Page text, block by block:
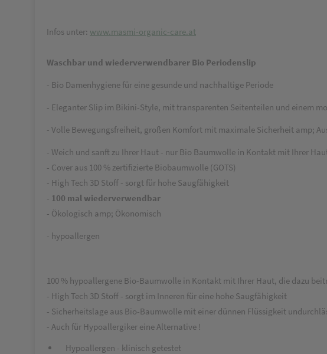
Infos unter: www.masmi-organic-care.at
Waschbar und wiederverwendbarer Bio Periodenslip
- Bio Damenhygiene für eine gesunde und nachhaltige Periode
- Eleganter Slip im Bikini-Style, mit transparenten Seitenteilen und einem
- Volle Bewegungsfreiheit, großen Komfort mit maximale Sicherheit amp;
- Weich und sanft zu Ihrer Haut - nur Bio Baumwolle in Kontakt mit Ihrer
- Cover aus 100 % zertifizierte Biobaumwolle (GOTS)
- High Tech 3D Stoff - sorgt für hohe Saugfähigkeit
- 100 mal wiederverwendbar
- Ökologisch amp; Ökonomisch
- hypoallergen
100 % hypoallergene Bio-Baumwolle in Kontakt mit Ihrer Haut, die dazu
- High Tech 3D Stoff - sorgt im Inneren für eine hohe Saugfähigkeit
- Sicherheitslage aus Bio-Baumwolle mit einer dünnen Flüssigkeit
- Auch für Hypoallergiker eine Alternative !
Hypoallergen - klinisch getestet